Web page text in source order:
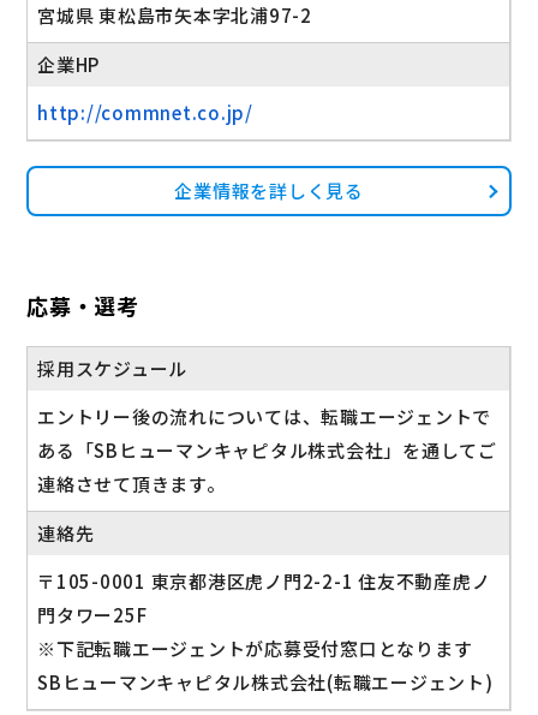
宮城県 東松島市矢本字北浦97-2
企業HP
http://commnet.co.jp/
企業情報を詳しく見る
応募・選考
採用スケジュール
エントリー後の流れについては、転職エージェントで
ある「SBヒューマンキャピタル株式会社」を通してご
連絡させて頂きます。
連絡先
〒105-0001 東京都港区虎ノ門2-2-1 住友不動産虎ノ
門タワー25F
※下記転職エージェントが応募受付窓口となります
SBヒューマンキャピタル株式会社(転職エージェント)